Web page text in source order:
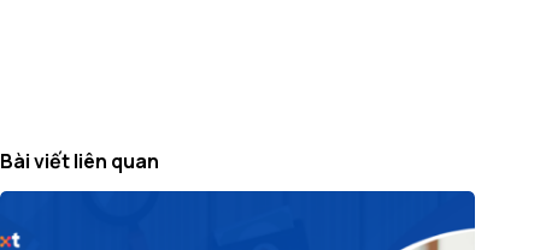
Bài viết liên quan